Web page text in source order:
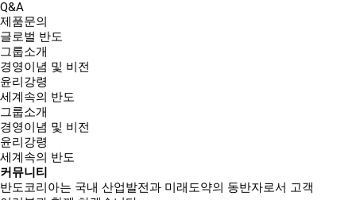
Q&A
제품문의
글로벌 반도
그룹소개
경영이념 및 비전
윤리강령
세계속의 반도
그룹소개
경영이념 및 비전
윤리강령
세계속의 반도
커뮤니티
반도코리아는 국내 산업발전과 미래도약의 동반자로서 고객